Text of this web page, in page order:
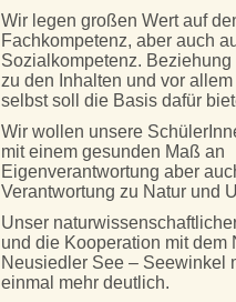
Wir legen großen Wert auf
Fachkompetenz, aber auch
Sozialkompetenz. Beziehung
zu den Inhalten und vor
selbst soll die Basis dafür
Wir wollen unsere
mit einem gesunden Maß an
Eigenverantwortung aber
Verantwortung zu Natur und
Unser
und die Kooperation mit dem
Neusiedler See – Seewinkel
einmal mehr deutlich.